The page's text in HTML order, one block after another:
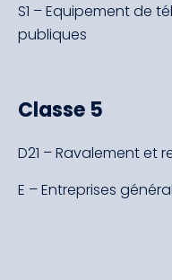
S1 – Equipement de
publiques
Classe 5
D21 – Ravalement et
E – Entreprises